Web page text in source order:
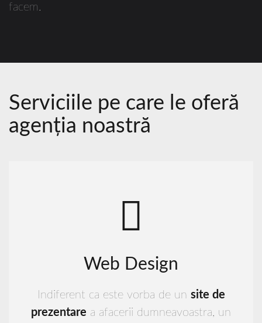
facem.
Serviciile pe care le oferă
agenţia noastră
Web Design
Indiferent ca este vorba de un site de
prezentare a afacerii dumneavoastra, un